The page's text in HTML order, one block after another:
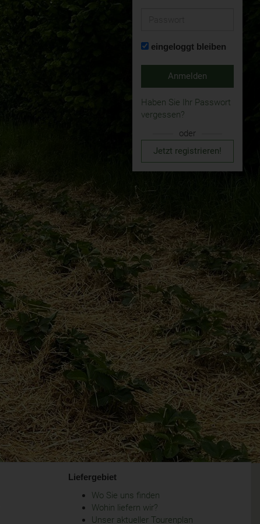
eingeloggt bleiben
Anmelden
Haben Sie Ihr Passwort
vergessen?
oder
Jetzt registrieren!
Liefergebiet
Wo Sie uns finden
Wohin liefern wir?
Unser aktueller Tourenplan